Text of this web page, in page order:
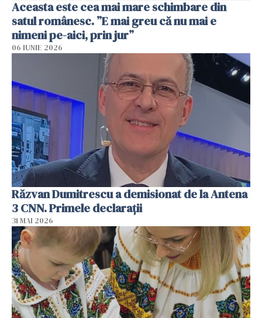
Aceasta este cea mai mare schimbare din
satul românesc. ”E mai greu că nu mai e
nimeni pe-aici, prin jur”
06 IUNIE 2026
Răzvan Dumitrescu a demisionat de la Antena
3 CNN. Primele declarații
31 MAI 2026